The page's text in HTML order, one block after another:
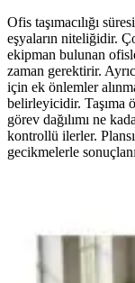
Ofis taşımacılığı
eşyaların niteliğidir.
ekipman bulunan
zaman gerektirir.
için ek önlemler
belirleyicidir. Taşıma
görev dağılımı ne
kontrollü ilerler.
gecikmelerle